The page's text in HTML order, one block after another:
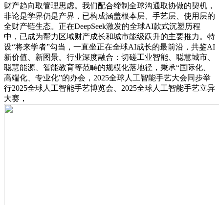
财产趋向取管理思虑。我们配合缔制全球沟通取协做的契机，
非论是学界仍是产界，已构成涵盖根本层、手艺层、使用层的
全财产链生态。正在DeepSeek激发的全球AI款式沉塑历程
中，已成为帮力区域财产成长和城市能级跃升的主要推力。特
设“将来学者”勾当，一直坐正在全球AI成长的最前沿，共鉴AI
新价值、新图景。行业深度融合：切磋工业智能、聪慧城市、
聪慧能源、智能教育等范畴的规模化落地径，秉承“国际化、
高端化、专业化”的办会，2025全球人工智能手艺大会同步举
行2025全球人工智能手艺博览会、2025全球人工智能手艺立异
大赛，